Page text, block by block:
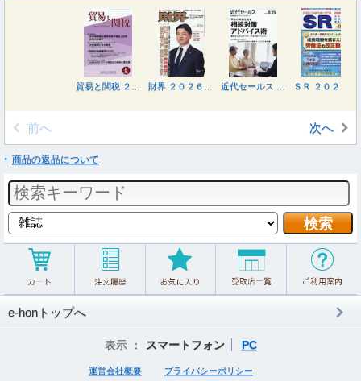
前へ 次へ
商品の返品について
e-honトップへ
表示 ： スマートフォン PC
運営会社概要 プライバシーポリシー